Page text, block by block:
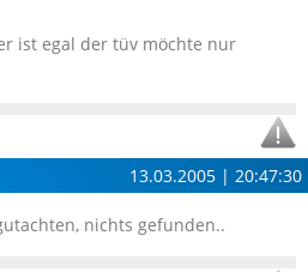
ist egal der tüv möchte nur
13.03.2005 | 20:47:30
nichts gefunden..